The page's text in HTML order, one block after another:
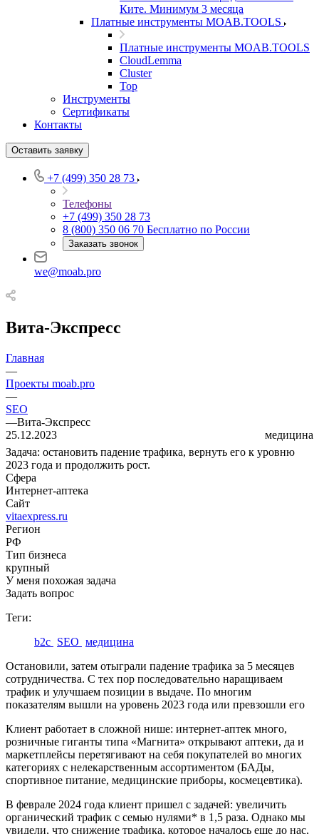
Ките. Минимум 3 месяца
Платные инструменты MOAB.TOOLS
Платные инструменты MOAB.TOOLS
CloudLemma
Cluster
Top
Инструменты
Сертификаты
Контакты
Оставить заявку
+7 (499) 350 28 73
Телефоны
+7 (499) 350 28 73
8 (800) 350 06 70 Бесплатно по России
Заказать звонок
we@moab.pro
Вита-Экспресс
Главная
—
Проекты moab.pro
—
SEO
—Вита-Экспресс
25.12.2023
медицина
Задача: остановить падение трафика, вернуть его к уровню
2023 года и продолжить рост.
Сфера
Интернет-аптека
Сайт
vitaexpress.ru
Регион
РФ
Тип бизнеса
крупный
У меня похожая задача
Задать вопрос
Теги:
b2c SEO медицина
Остановили, затем отыграли падение трафика за 5 месяцев
сотрудничества. С тех пор последовательно наращиваем
трафик и улучшаем позиции в выдаче. По многим
показателям вышли на уровень 2023 года или превзошли его
Клиент работает в сложной нише: интернет-аптек много,
розничные гиганты типа «Магнита» открывают аптеки, да и
маркетплейсы перетягивают на себя покупателей во многих
категориях с нелекарственным ассортиментом (БАДы,
спортивное питание, медицинские приборы, космецевтика).
В феврале 2024 года клиент пришел с задачей: увеличить
органический трафик с семью нулями* в 1,5 раза. Однако мы
увидели, что снижение трафика, которое началось еще до нас,